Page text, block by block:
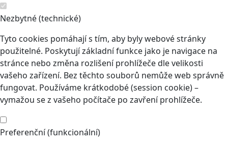
Nezbytné (technické)
Tyto cookies pomáhají s tím, aby byly webové stránky
použitelné. Poskytují základní funkce jako je navigace na
stránce nebo změna rozlišení prohlížeče dle velikosti
vašeho zařízení. Bez těchto souborů nemůže web správně
fungovat. Používáme krátkodobé (session cookie) –
vymažou se z vašeho počítače po zavření prohlížeče.
Preferenční (funkcionální)